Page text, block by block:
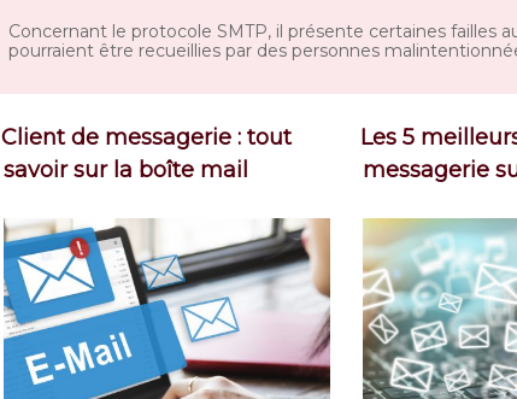
Concernant le protocole SMTP, il présente certaines failles
pourraient être recueillies par des personnes
Client de messagerie : tout
savoir sur la boîte mail
Les 5
messagerie